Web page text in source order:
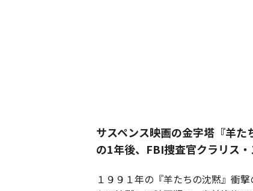
サスペンス映画の金字塔『羊
の1年後、FBI捜査官クラリス
１９９１年の『羊たちの沈黙』衝